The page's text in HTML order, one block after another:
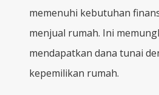
memenuhi kebutuhan
menjual rumah. Ini
mendapatkan dana tunai
kepemilikan rumah.